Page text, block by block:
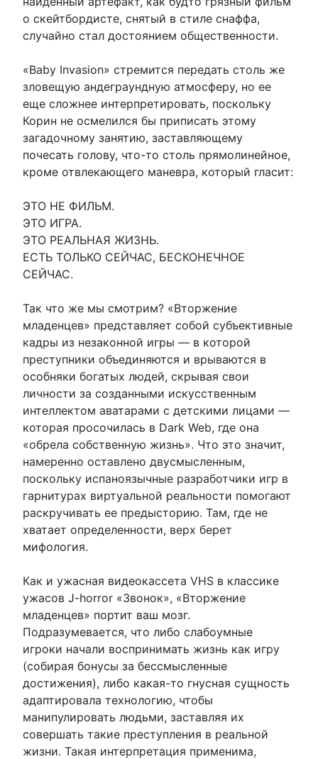
о скейтбордисте, снятый в стиле снаффа,
случайно стал достоянием общественности.
«Baby Invasion» стремится передать столь же
зловещую андеграундную атмосферу, но ее
еще сложнее интерпретировать, поскольку
Корин не осмелился бы приписать этому
загадочному занятию, заставляющему
почесать голову, что-то столь прямолинейное,
кроме отвлекающего маневра, который гласит:
ЭТО НЕ ФИЛЬМ.
ЭТО ИГРА.
ЭТО РЕАЛЬНАЯ ЖИЗНЬ.
ЕСТЬ ТОЛЬКО СЕЙЧАС, БЕСКОНЕЧНОЕ
СЕЙЧАС.
Так что же мы смотрим? «Вторжение
младенцев» представляет собой субъективные
кадры из незаконной игры — в которой
преступники объединяются и врываются в
особняки богатых людей, скрывая свои
личности за созданными искусственным
интеллектом аватарами с детскими лицами —
которая просочилась в Dark Web, где она
«обрела собственную жизнь». Что это значит,
намеренно оставлено двусмысленным,
поскольку испаноязычные разработчики игр в
гарнитурах виртуальной реальности помогают
раскручивать ее предысторию. Там, где не
хватает определенности, верх берет
мифология.
Как и ужасная видеокассета VHS в классике
ужасов J-horror «Звонок», «Вторжение
младенцев» портит ваш мозг.
Подразумевается, что либо слабоумные
игроки начали воспринимать жизнь как игру
(собирая бонусы за бессмысленные
достижения), либо какая-то гнусная сущность
адаптировала технологию, чтобы
манипулировать людьми, заставляя их
совершать такие преступления в реальной
жизни. Такая интерпретация применима,